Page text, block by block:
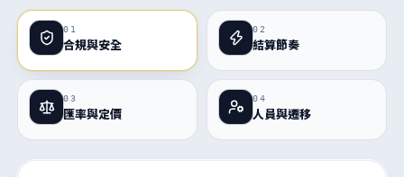
01
合規與安全
02
結算節奏
03
匯率與定價
04
人員與遷移